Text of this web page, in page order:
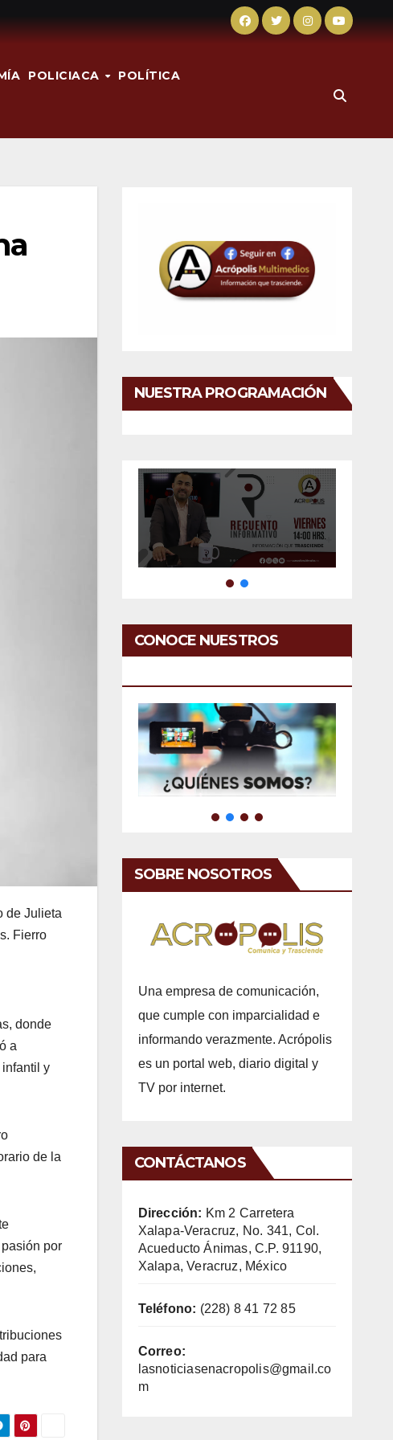
POLICIACA POLÍTICA
de Julieta
Fierro
donde
a
y
de la
por
para
NUESTRA PROGRAMACIÓN
CONOCE NUESTROS
SOBRE NOSOTROS
Una empresa de comunicación,
que cumple con imparcialidad e
informando verazmente. Acrópolis
es un portal web, diario digital y
TV por internet.
CONTÁCTANOS
Dirección: Km 2 Carretera
Xalapa-Veracruz, No. 341, Col.
Acueducto Ánimas, C.P. 91190,
Xalapa, Veracruz, México
Teléfono: (228) 8 41 72 85
Correo:
lasnoticiasenacropolis@gmail.co
m